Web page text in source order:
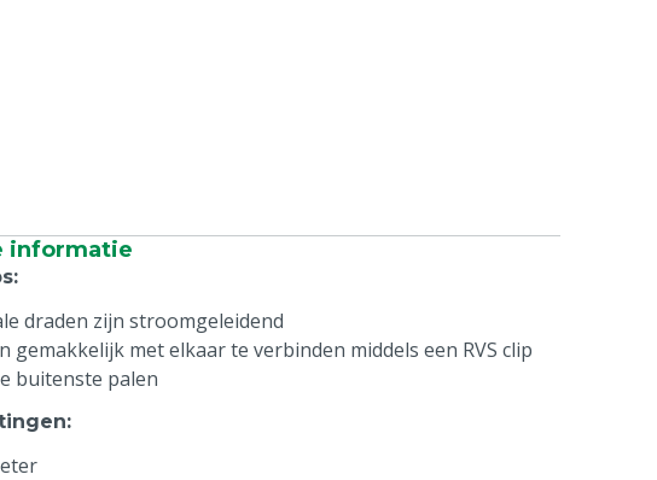
informatie
:
draden zijn stroomgeleidend
gemakkelijk met elkaar te verbinden middels een RVS clip
buitenste palen
: